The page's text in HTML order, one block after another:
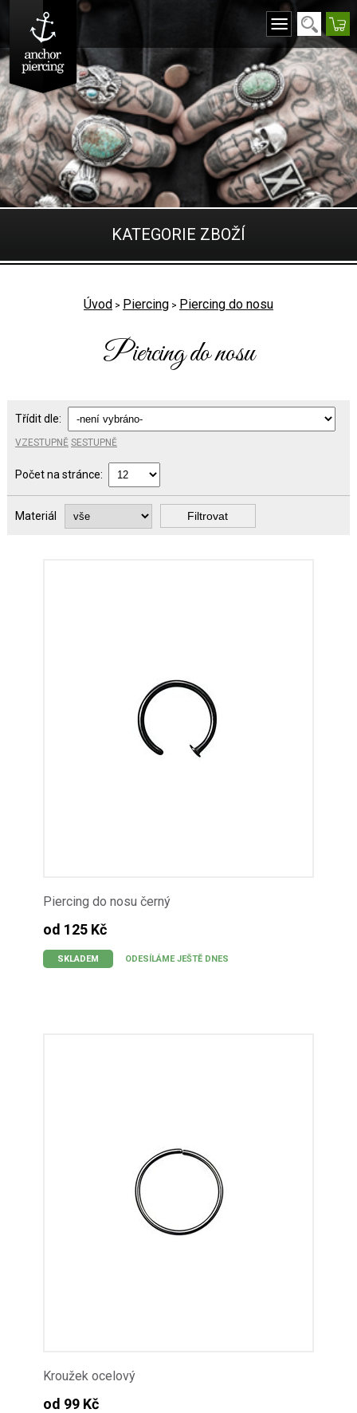
KATEGORIE ZBOŽÍ
Úvod > Piercing > Piercing do nosu
Piercing do nosu
Třídit dle:
VZESTUPNĚ SESTUPNĚ
Počet na stránce:
Materiál
Piercing do nosu černý
od 125 Kč
SKLADEM ODESÍLÁME JEŠTĚ DNES
Kroužek ocelový
od 99 Kč